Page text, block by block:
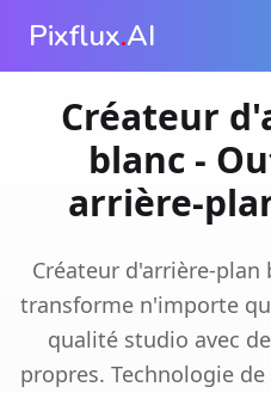
Pixflux.AI
Créateur
blanc -
arrière-
Créateur d'arrière-
transforme n'importe
qualité studio avec
propres. Technologie